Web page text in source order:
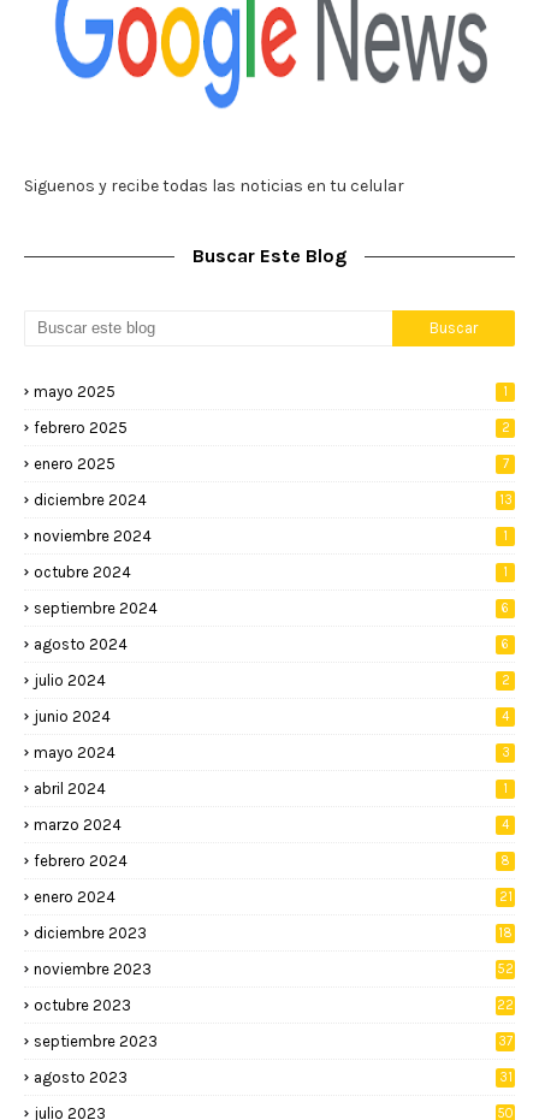
Siguenos y recibe todas las noticias en tu celular
Buscar Este Blog
mayo 2025 1
febrero 2025 2
enero 2025 7
diciembre 2024 13
noviembre 2024 1
octubre 2024 1
septiembre 2024 6
agosto 2024 6
julio 2024 2
junio 2024 4
mayo 2024 3
abril 2024 1
marzo 2024 4
febrero 2024 8
enero 2024 21
diciembre 2023 18
noviembre 2023 52
octubre 2023 22
septiembre 2023 37
agosto 2023 31
julio 2023 50